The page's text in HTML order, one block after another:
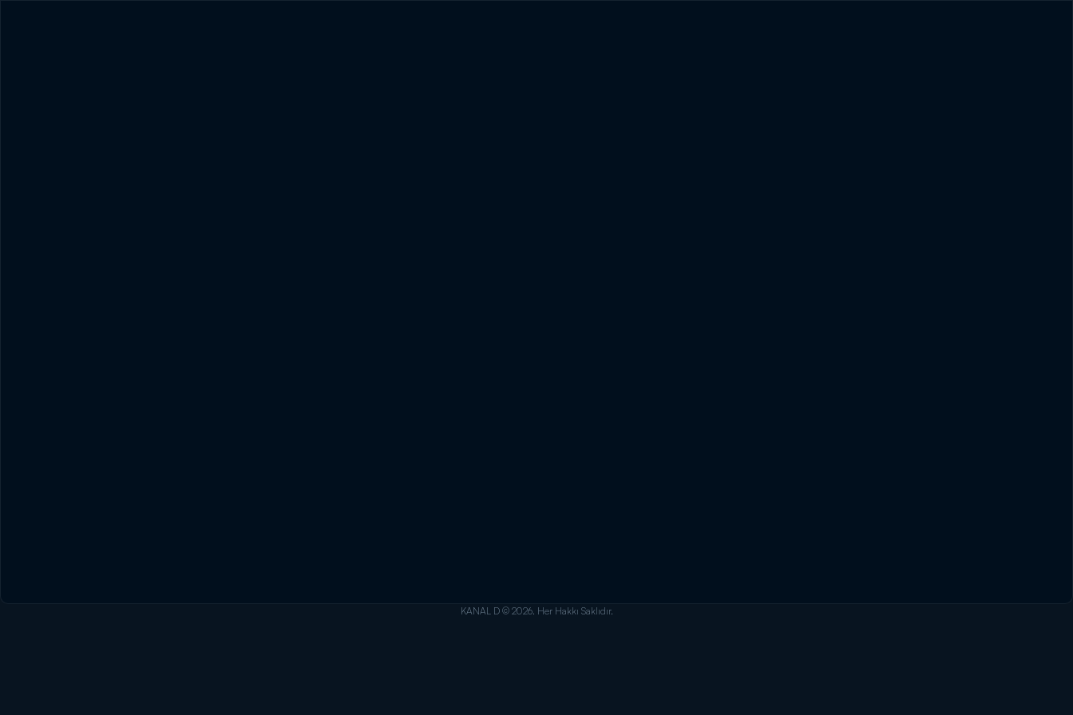
KANAL D © 2026. Her Hakkı Saklıdır.